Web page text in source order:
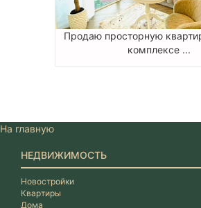
Продаю просторную
комплексе ...
На главную
НЕДВИЖИМОСТЬ
Новостройки
Квартиры
Дома